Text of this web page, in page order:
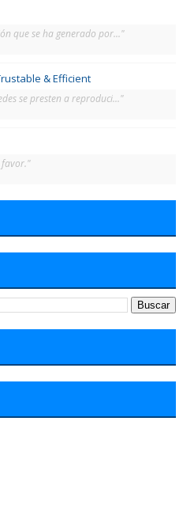
que se ha generado por..."
& Efficient
se presten a reproduci..."
favor."